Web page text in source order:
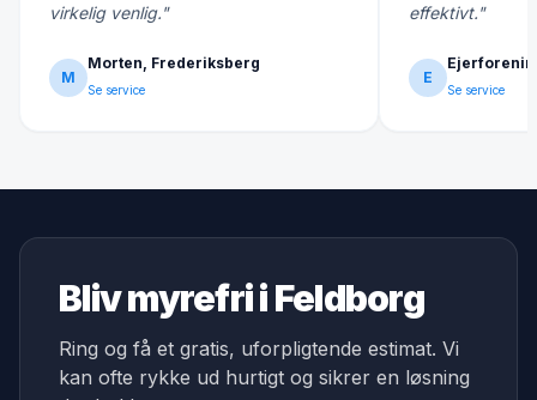
virkelig venlig."
M
Morten, Frederiksberg
Se service
effektivt."
E
Se service
Bliv myrefri i Feldborg
Ring og få et gratis, uforpligtende estimat. Vi
kan ofte rykke ud hurtigt og sikrer en løsning